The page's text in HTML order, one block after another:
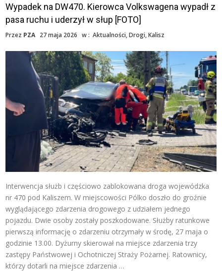
Wypadek na DW470. Kierowca Volkswagena wypadł z
pasa ruchu i uderzył w słup [FOTO]
Przez PZA 27 maja 2026 w :Aktualności,Drogi,Kalisz
Interwencja służb i częściowo zablokowana droga wojewódzka
nr 470 pod Kaliszem. W miejscowości Pólko doszło do groźnie
wyglądającego zdarzenia drogowego z udziałem jednego
pojazdu. Dwie osoby zostały poszkodowane. Służby ratunkowe
pierwszą informację o zdarzeniu otrzymały w środę, 27 maja o
godzinie 13.00. Dyżurny skierował na miejsce zdarzenia trzy
zastępy Państwowej i Ochotniczej Straży Pożarnej. Ratownicy,
którzy dotarli na miejsce zdarzenia …